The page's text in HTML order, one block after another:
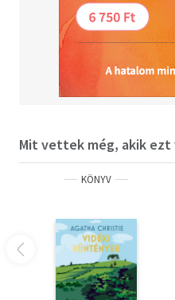
amit tőle várunk: valóság,
Mit vettek még, akik
KÖNYV